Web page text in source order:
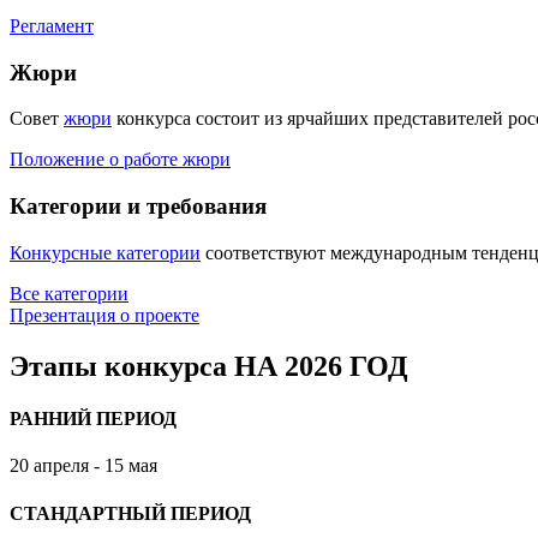
Регламент
Жюри
Совет жюри конкурса состоит из ярчайших представителей
Положение о работе жюри
Категории и требования
Конкурсные категории соответствуют международным
Все категории
Презентация о проекте
Этапы конкурса НА 2026 ГОД
РАННИЙ ПЕРИОД
20 апреля - 15 мая
СТАНДАРТНЫЙ ПЕРИОД